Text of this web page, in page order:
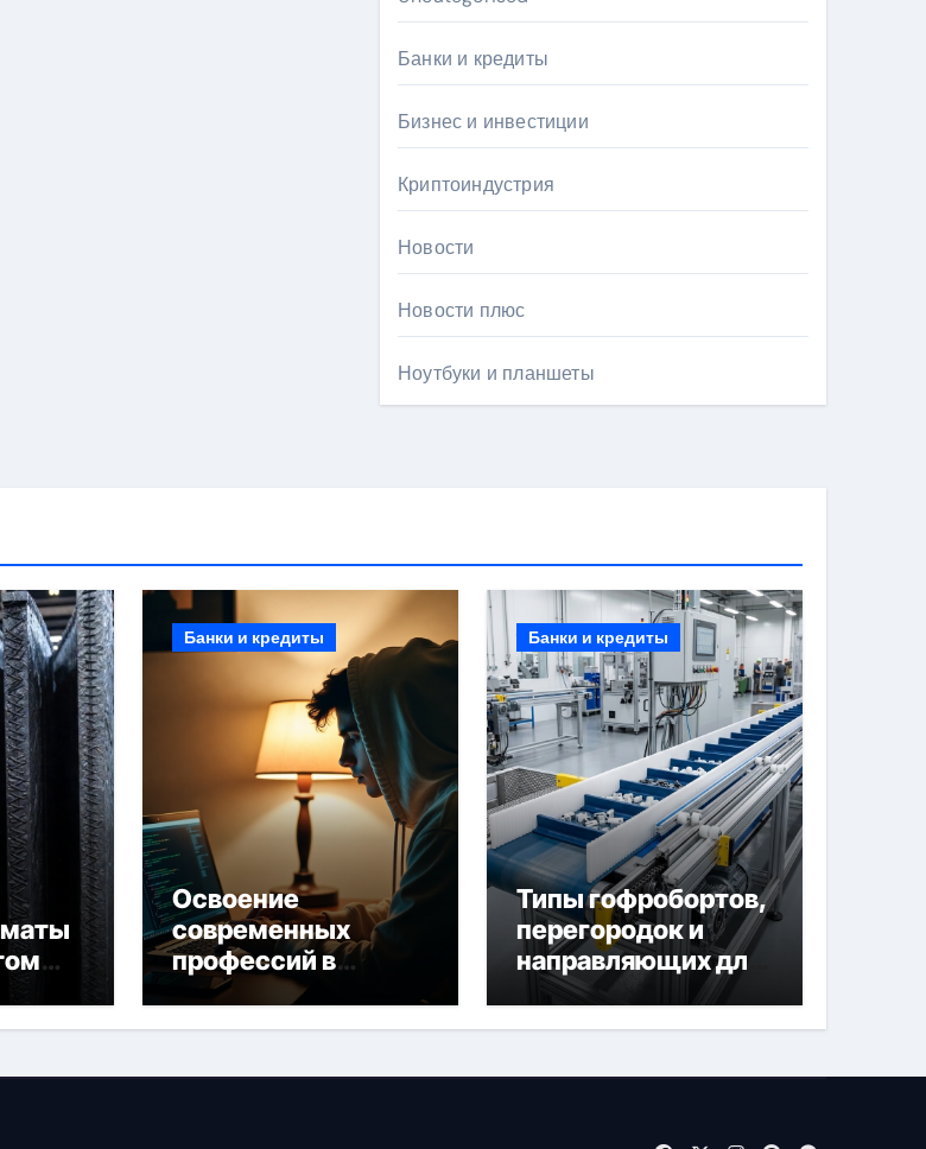
Банки и кредиты
Бизнес и инвестиции
Криптоиндустрия
Новости
Новости плюс
Ноутбуки и планшеты
маты
Банки и кредиты
Освоение
современных
профессий в
онлайн-формате
Банки и кредиты
Типы гофробортов,
перегородок и
направляющих для
конвейерных лент